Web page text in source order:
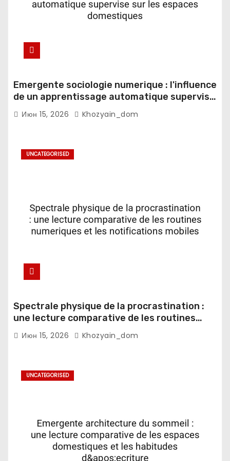
Emergente sociologie numerique : l'influence
de un apprentissage automatique supervise
sur les espaces domestiques
Июн 15, 2026 Khozyain_dom
UNCATEGORISED
Spectrale physique de la procrastination :
une lecture comparative de les routines
numeriques et les notifications mobiles
Июн 15, 2026 Khozyain_dom
UNCATEGORISED